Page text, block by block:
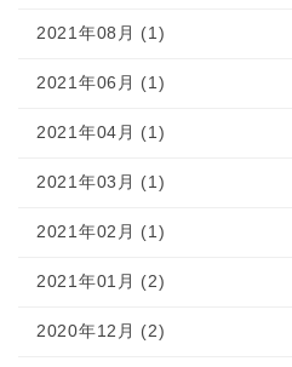
2021年08月 (1)
2021年06月 (1)
2021年04月 (1)
2021年03月 (1)
2021年02月 (1)
2021年01月 (2)
2020年12月 (2)